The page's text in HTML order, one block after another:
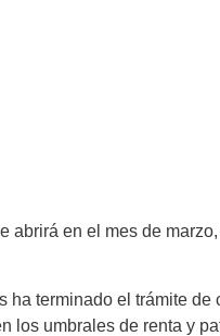
abrirá en el mes de
ha terminado el trámite de
los umbrales de renta y